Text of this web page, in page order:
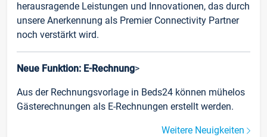
herausragende Leistungen und Innovationen, das durch
unsere Anerkennung als Premier Connectivity Partner
noch verstärkt wird.
Neue Funktion: E-Rechnung>
Aus der Rechnungsvorlage in Beds24 können mühelos
Gästerechnungen als E-Rechnungen erstellt werden.
Weitere Neuigkeiten